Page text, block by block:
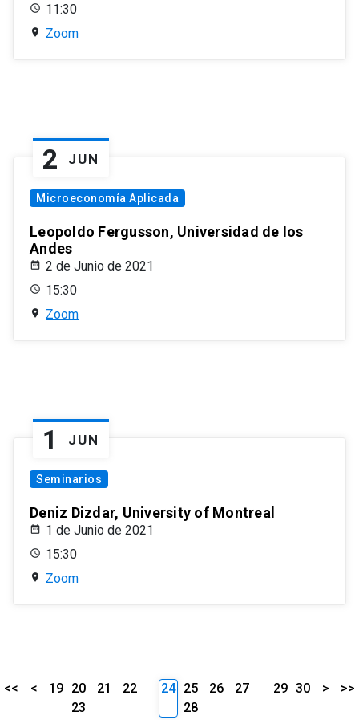
11:30
Zoom
2 JUN
Microeconomía Aplicada
Leopoldo Fergusson, Universidad de los
Andes
2 de Junio de 2021
15:30
Zoom
1 JUN
Seminarios
Deniz Dizdar, University of Montreal
1 de Junio de 2021
15:30
Zoom
<< < 19 20 21
22
23
24 25 26
27
28
29 30 > >>